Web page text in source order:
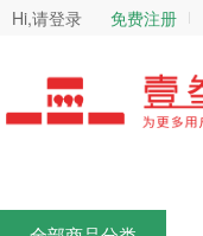
Hi,请登录 免费注册